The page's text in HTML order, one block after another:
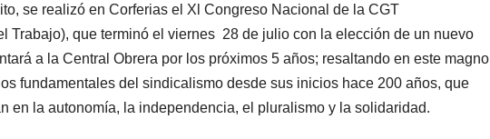
d
s
se realizó en Corferias el Xl Congreso Nacional de la CGT
Trabajo), que terminó el viernes 28 de julio con la elección de un nuevo
a la Central Obrera por los próximos 5 años; resaltando en este magno
fundamentales del sindicalismo desde sus inicios hace 200 años, que
en la autonomía, la independencia, el pluralismo y la solidaridad.